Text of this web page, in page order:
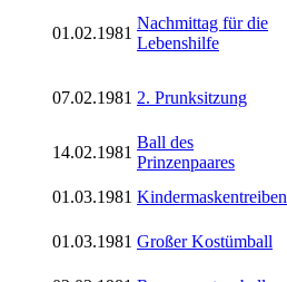
01.02.1981
Nachmittag für die
Lebenshilfe
07.02.1981 2. Prunksitzung
14.02.1981
Ball des
Prinzenpaares
01.03.1981 Kindermaskentreiben
01.03.1981 Großer Kostümball